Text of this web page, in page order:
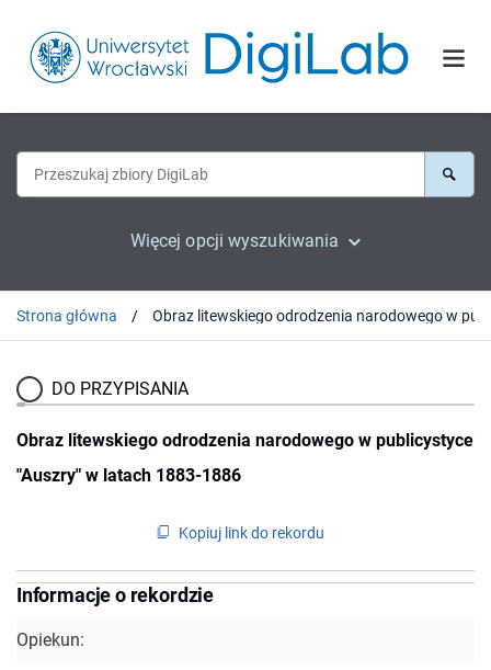
Więcej opcji wyszukiwania
Strona główna
DO PRZYPISANIA
Obraz litewskiego odrodzenia narodowego w publicystyce
"Auszry" w latach 1883-1886
Kopiuj link do rekordu
Informacje o rekordzie
Opiekun: